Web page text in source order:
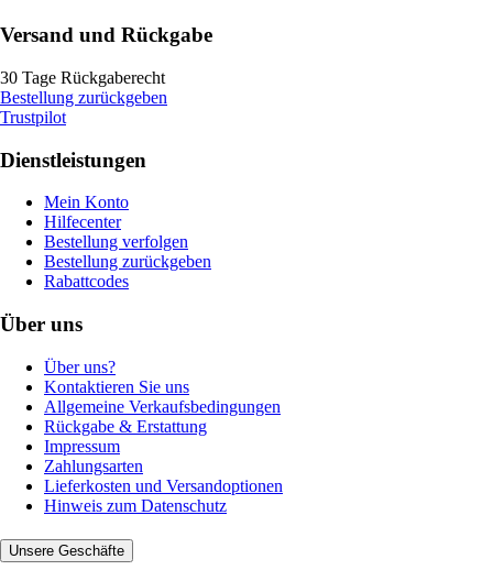
Versand und Rückgabe
30 Tage Rückgaberecht
Bestellung zurückgeben
Trustpilot
Dienstleistungen
Mein Konto
Hilfecenter
Bestellung verfolgen
Bestellung zurückgeben
Rabattcodes
Über uns
Über uns?
Kontaktieren Sie uns
Allgemeine Verkaufsbedingungen
Rückgabe & Erstattung
Impressum
Zahlungsarten
Lieferkosten und Versandoptionen
Hinweis zum Datenschutz
Unsere Geschäfte